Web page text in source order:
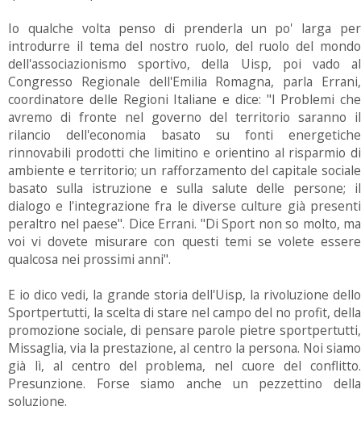
Io qualche volta penso di prenderla un po' larga per
introdurre il tema del nostro ruolo, del ruolo del mondo
dell'associazionismo sportivo, della Uisp, poi vado al
Congresso Regionale dell'Emilia Romagna, parla Errani,
coordinatore delle Regioni Italiane e dice: "I Problemi che
avremo di fronte nel governo del territorio saranno il
rilancio dell'economia basato su fonti energetiche
rinnovabili prodotti che limitino e orientino al risparmio di
ambiente e territorio; un rafforzamento del capitale sociale
basato sulla istruzione e sulla salute delle persone; il
dialogo e l'integrazione fra le diverse culture già presenti
peraltro nel paese". Dice Errani. "Di Sport non so molto, ma
voi vi dovete misurare con questi temi se volete essere
qualcosa nei prossimi anni".
E io dico vedi, la grande storia dell'Uisp, la rivoluzione dello
Sportpertutti, la scelta di stare nel campo del no profit, della
promozione sociale, di pensare parole pietre sportpertutti,
Missaglia, via la prestazione, al centro la persona. Noi siamo
già lì, al centro del problema, nel cuore del conflitto.
Presunzione. Forse siamo anche un pezzettino della
soluzione.